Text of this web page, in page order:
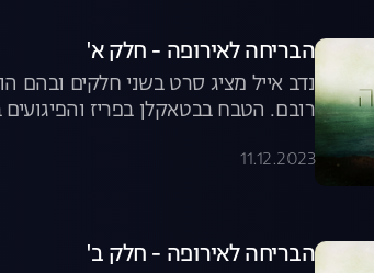
הבריחה לאירופה - חלק א'
נדב אייל מציג סרט בשני חלקים ובהם
רובם. הטבח בבטאקלן בפריז
11.12.2023
הבריחה לאירופה - חלק ב'